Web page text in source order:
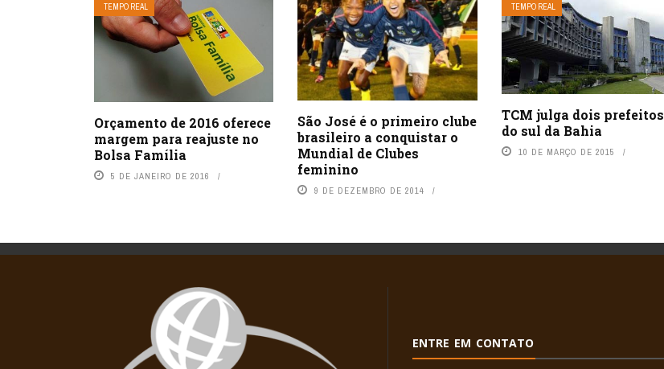
TEMPO REAL
Orçamento de 2016 oferece
margem para reajuste no
Bolsa Família
5 DE JANEIRO DE 2016
São José é o primeiro clube
brasileiro a conquistar o
Mundial de Clubes
feminino
9 DE DEZEMBRO DE 2014
TEMPO REAL
TCM julga dois prefeitos
do sul da Bahia
10 DE MARÇO DE 2015
ENTRE EM CONTATO